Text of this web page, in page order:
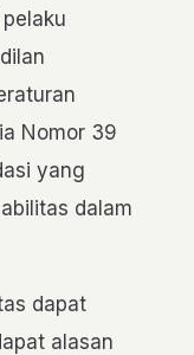
Nomor 39
yang
dalam
dapat
alasan